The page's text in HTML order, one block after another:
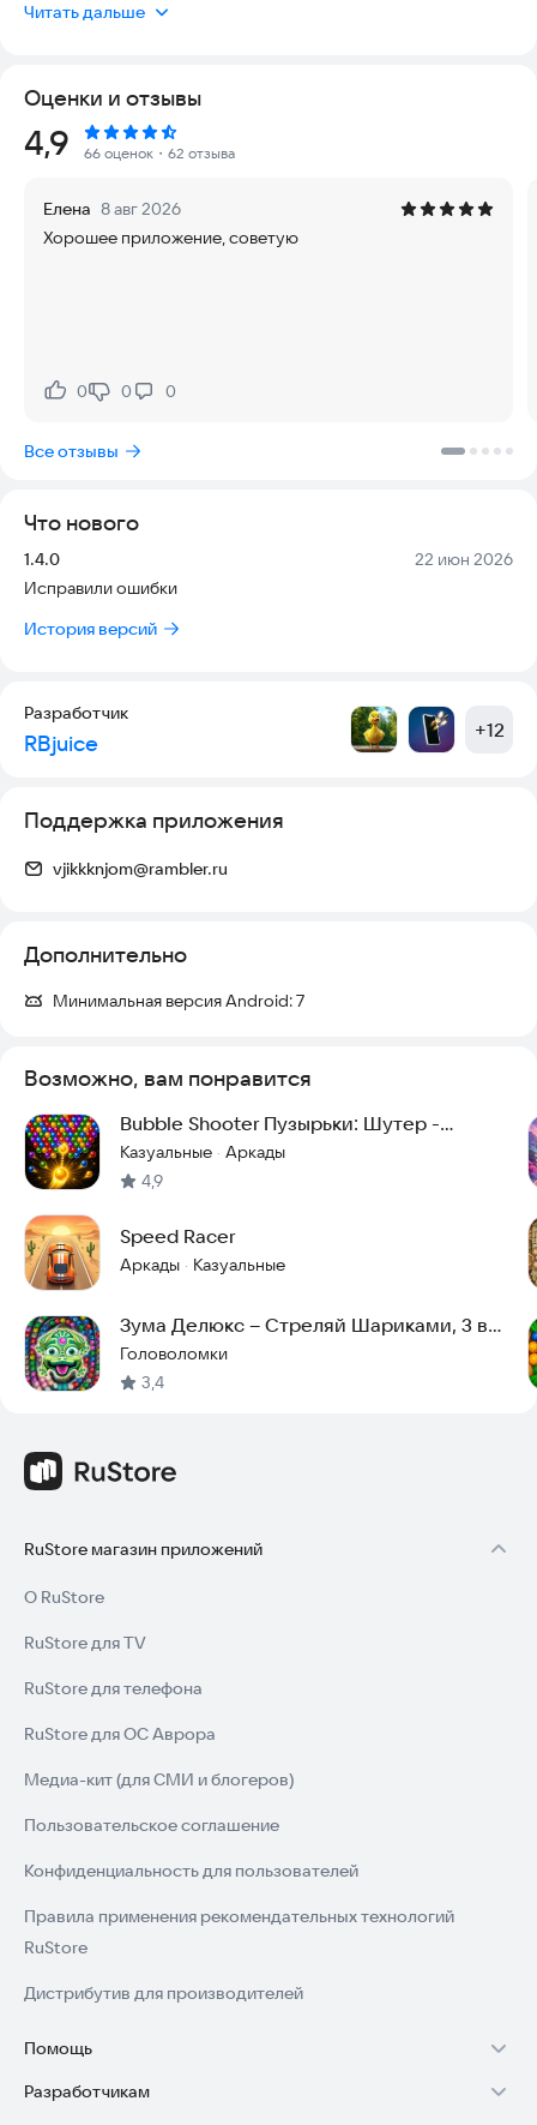
более одинаковых цветов. Каждое удачное сочетание
🔹 Яркая графика и плавная анимация
🔹 Десятки увлекательных уровней с возрастающей
сложностью
взрывы, молнии и многое другое
🔹 Интуитивное управление - просто прицельтесь и
перерывов и долгих сессий. Скачайте зума делюкс прямо
сейчас и проверьте свою реакцию и стратегическое
Читать дальше
Оценки и отзывы
Рейтинг:
4,9 66 оценок ・62 отзыва
Елена 8 авг 2026
Хорошее приложение, советую
Нравится:
0Не нравится:
0 0
Все отзывы
Что нового
Версия:
1.4.0 Дата:
22 июн 2026
Исправили ошибки
История версий
Разработчик
RBjuice +12
Поддержка приложения
vjikkknjom@rambler.ru
Дополнительно
Минимальная версия Android:7
Возможно, вам понравится
Bubble Shooter Пузырьки: Шутер -
Шарики
Казуальные · Аркады
4,9
Speed Racer
Аркады · Казуальные
Зума Делюкс – Стреляй Шариками, 3 в
ряд!
Головоломки
3,4
RuStore магазин приложений
О RuStore
RuStore для TV
RuStore для телефона
RuStore для ОС Аврора
Медиа-кит (для СМИ и блогеров)
Пользовательское соглашение
Конфиденциальность для пользователей
Правила применения рекомендательных технологий
RuStore
Дистрибутив для производителей
Помощь
Установка RuStore на TV
Разработчикам